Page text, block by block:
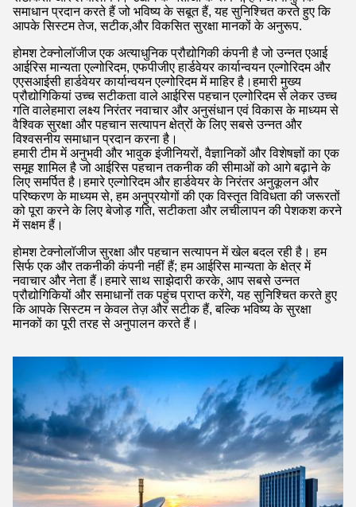
समाधान प्रदान करते हैं जो भविष्य के सबूत हैं, यह सुनिश्चित करते हुए कि
आपके सिस्टम तेज, सटीक,और विकसित सुरक्षा मानकों के अनुरूप.
होमश टेक्नोलॉजीज एक अत्याधुनिक प्रौद्योगिकी कंपनी है जो उन्नत एआई
आईरिस मान्यता एल्गोरिदम, एफपीजीए हार्डवेयर कार्यान्वयन एल्गोरिदम और
एएसआईसी हार्डवेयर कार्यान्वयन एल्गोरिदम में माहिर है।हमारी मुख्य
प्रौद्योगिकियां उच्च सटीकता वाले आईरिस पहचान एल्गोरिदम से लेकर उच्च
गति वालेहमारा लक्ष्य निरंतर नवाचार और अनुसंधान एवं विकास के माध्यम से
वैश्विक सुरक्षा और पहचान सत्यापन क्षेत्रों के लिए सबसे उन्नत और
विश्वसनीय समाधान प्रदान करना है।
हमारी टीम में अनुभवी और भावुक इंजीनियरों, वैज्ञानिकों और विशेषज्ञों का एक
समूह शामिल है जो आईरिस पहचान तकनीक की सीमाओं को आगे बढ़ाने के
लिए समर्पित है।हमारे एल्गोरिदम और हार्डवेयर के निरंतर अनुकूलन और
परिष्करण के माध्यम से, हम अनुप्रयोगों की एक विस्तृत विविधता की जरूरतों
को पूरा करने के लिए बेजोड़ गति, सटीकता और लचीलापन की पेशकश करने
में सक्षम हैं।
होमश टेक्नोलॉजीज सुरक्षा और पहचान सत्यापन में खेल बदल रही है। हम
सिर्फ एक और तकनीकी कंपनी नहीं हैं; हम आईरिस मान्यता के क्षेत्र में
नवाचार और नेता हैं।हमारे साथ साझेदारी करके, आप सबसे उन्नत
प्रौद्योगिकियों और समाधानों तक पहुंच प्राप्त करेंगे, यह सुनिश्चित करते हुए
कि आपके सिस्टम न केवल तेज़ और सटीक हैं, बल्कि भविष्य के सुरक्षा
मानकों का पूरी तरह से अनुपालन करते हैं।